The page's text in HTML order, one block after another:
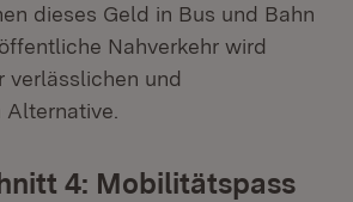
dieses Geld in Bus und Bahn
Nahverkehr wird
verlässlichen und
4: Mobilitätspass